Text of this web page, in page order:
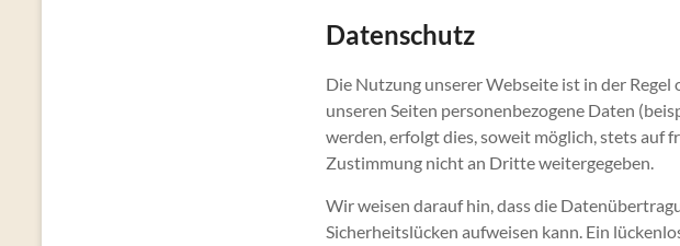
Datenschutz
Die Nutzung unserer Webseite ist in der
unseren Seiten personenbezogene Daten
werden, erfolgt dies, soweit möglich, stets auf
Zustimmung nicht an Dritte weitergegeben.
Wir weisen darauf hin, dass die
Sicherheitslücken aufweisen kann. Ein